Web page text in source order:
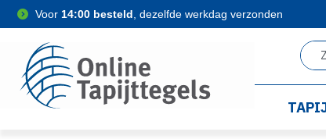
Voor 14:00 besteld , dezelfde werkdag verzonden